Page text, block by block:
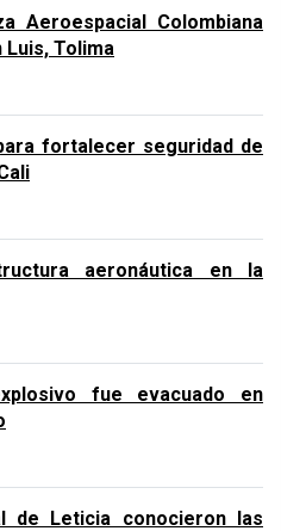
Aeroespacial Colombiana
Luis, Tolima
fortalecer seguridad de
aeronáutica en la
fue evacuado en
de Leticia conocieron las